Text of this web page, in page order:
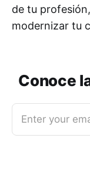
de tu
modernizar tu
Conoce
Enter your